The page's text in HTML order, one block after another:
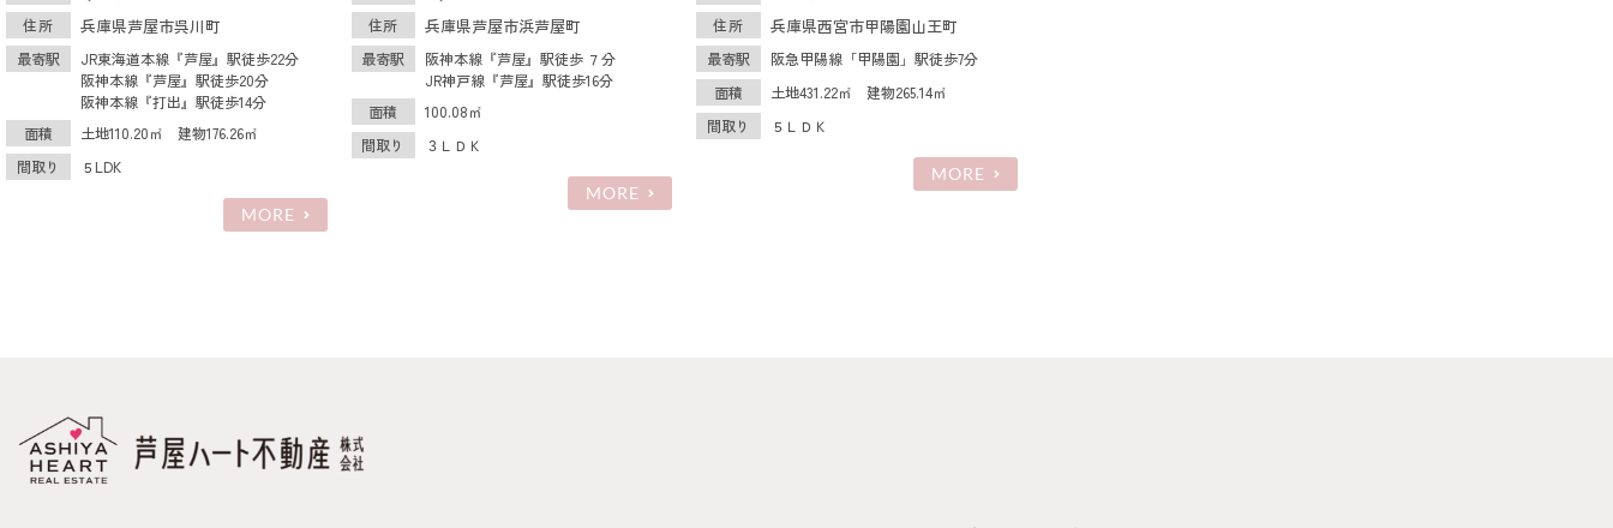
住所 兵庫県芦屋市呉川町
最寄駅
JR東海道本線『芦屋』駅徒歩22分
阪神本線『芦屋』駅徒歩20分
阪神本線『打出』駅徒歩14分
面積
土地110.20㎡ 建物176.26㎡
間取り
５LDK
MORE
住所 兵庫県芦屋市浜芦屋町
最寄駅
阪神本線『芦屋』駅徒歩 ７分
JR神戸線『芦屋』駅徒歩16分
面積
100.08㎡
間取り
３ＬＤＫ
MORE
住所 兵庫県西宮市甲陽園山王町
最寄駅
阪急甲陽線「甲陽園」駅徒歩7分
面積
土地431.22㎡ 建物265.14㎡
間取り
５ＬＤＫ
MORE